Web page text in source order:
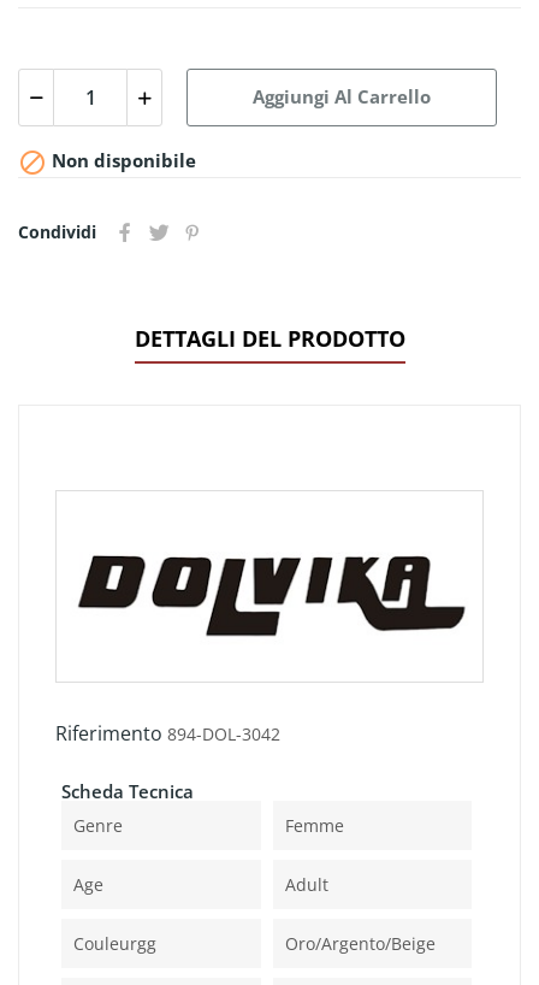
Aggiungi Al Carrello
 Non disponibile
Condividi
DETTAGLI DEL PRODOTTO
Riferimento 894-DOL-3042
Scheda Tecnica
Genre Femme
Age Adult
Couleurgg Oro/argento/beige